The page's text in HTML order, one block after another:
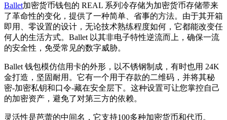
Ballet加密货币钱包的 REAL 系列冷存储为加密货币存储带来
了革命性的变化，提供了一种简单、省事的方法。由于其开箱
即用、零设置的设计，无论技术熟练程度如何，它都能改变任
何人的生活方式。Ballet 以其非电子特性逆流而上，确保一流
的安全性，免受常见的数字威胁。
Ballet 钱包模仿信用卡的外形，以不锈钢制成，有时也用 24K
金打造，坚固耐用。它有一个用于存款的二维码，并将其秘
密-加密私钥和口令-藏在安全层下。这种设置可让您掌控自己
的加密资产，避免了对第三方的依赖。
灵活性是芭蕾的中间名，它支持100多种加密货币和代币。